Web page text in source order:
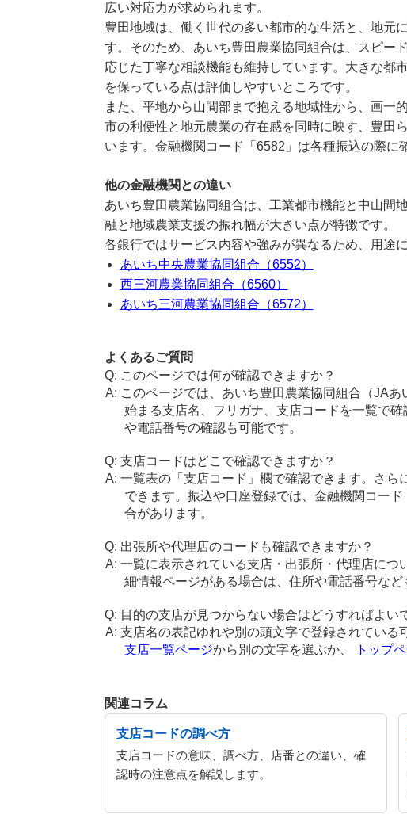
広い対応力が求められます。
豊田地域は、働く世代の多い都市的な生活と、地元
す。そのため、あいち豊田農業協同組合は、スピー
応じた丁寧な相談機能も維持しています。大きな都
を保っている点は評価しやすいところです。
また、平地から山間部まで抱える地域性から、画一
市の利便性と地元農業の存在感を同時に映す、豊田
います。金融機関コード「6582」は各種振込の際に
他の金融機関との違い
あいち豊田農業協同組合は、工業都市機能と中山間
融と地域農業支援の振れ幅が大きい点が特徴です。
各銀行ではサービス内容や強みが異なるため、用途
あいち中央農業協同組合（6552）
西三河農業協同組合（6560）
あいち三河農業協同組合（6572）
よくあるご質問
このページでは何が確認できますか？
このページでは、あいち豊田農業協同組合（JA
始まる支店名、フリガナ、支店コードを一覧で
や電話番号の確認も可能です。
支店コードはどこで確認できますか？
一覧表の「支店コード」欄で確認できます。さ
できます。振込や口座登録では、金融機関コー
合があります。
出張所や代理店のコードも確認できますか？
一覧に表示されている支店・出張所・代理店に
細情報ページがある場合は、住所や電話番号など
目的の支店が見つからない場合はどうすればよい
支店名の表記ゆれや別の頭文字で登録されている
支店一覧ページから別の文字を選ぶか、 トップ
関連コラム
支店コードの調べ方
支店コードの意味、調べ方、店番との違い、確
認時の注意点を解説します。